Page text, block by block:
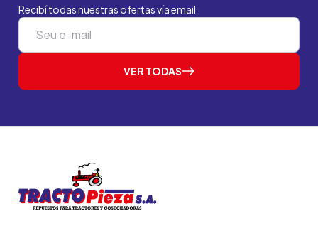
Recibí todas nuestras ofertas vía email
VER TODAS